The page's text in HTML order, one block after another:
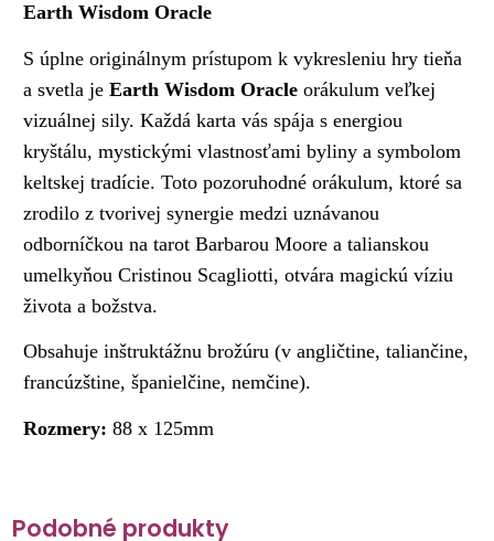
Earth Wisdom Oracle
S úplne originálnym prístupom k vykresleniu hry tieňa
a svetla jeEarth Wisdom Oracle orákulum veľkej
vizuálnej sily. Každá karta vás spája s energiou
kryštálu, mystickými vlastnosťami byliny a symbolom
keltskej tradície. Toto pozoruhodné orákulum, ktoré sa
zrodilo z tvorivej synergie medzi uznávanou
odborníčkou na tarot Barbarou Moore a talianskou
umelkyňou Cristinou Scagliotti, otvára magickú víziu
života a božstva.
Obsahuje inštruktážnu brožúru (v angličtine, taliančine,
francúzštine, španielčine, nemčine).
Rozmery: 88 x 125mm
Podobné produkty